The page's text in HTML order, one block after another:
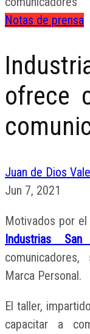
Notas de prensa
ofrece
Juan de Dios
Jun 7, 2021
Motivados por
Industrias
Marca Personal.
El taller,
capacitar a